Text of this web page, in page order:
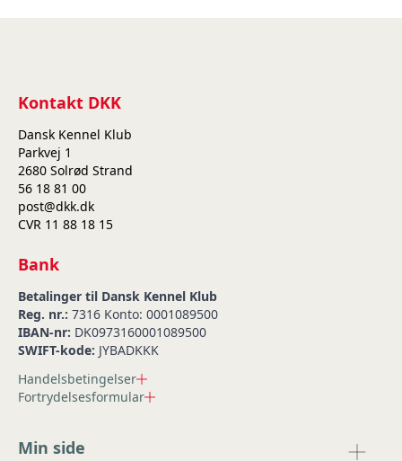
Kontakt DKK
Dansk Kennel Klub
Parkvej 1
2680 Solrød Strand
56 18 81 00
post@dkk.dk
CVR 11 88 18 15
Bank
Betalinger til Dansk Kennel Klub
Reg. nr.: 7316 Konto: 0001089500
IBAN-nr: DK0973160001089500
SWIFT-kode: JYBADKKK
Handelsbetingelser
Fortrydelsesformular
Min side